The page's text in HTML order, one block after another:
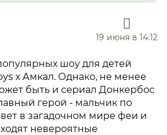
19 июня в 14:12
шоу для детей
х Амкал. Однако, не менее
быть и сериал Донкербос
герой - мальчик по
в загадочном мире феи и
невероятные